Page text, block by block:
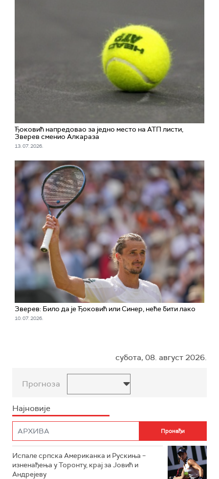
Ђоковић напредовао за једно место на АТП листи,
Зверев сменио Алкараза
13. 07. 2026.
Зверев: Било да је Ђоковић или Синер, неће бити лако
10. 07. 2026.
субота, 08. август 2026.
Прогноза
Најновије
Испале српска Американка и Рускиња –
изненађења у Торонту, крај за Јовић и
Андрејеву